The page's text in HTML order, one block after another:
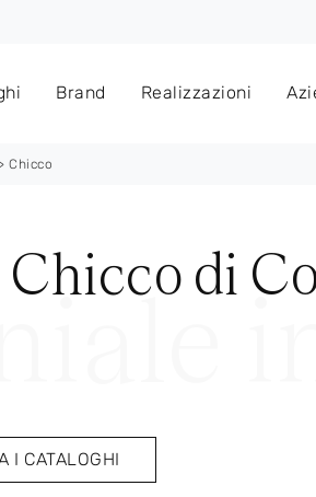
Brand Realizzazioni
> Chicco
di
I CATALOGHI